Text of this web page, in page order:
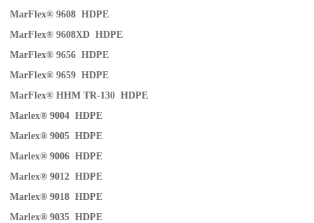
MarFlex® 9608 HDPE
MarFlex® 9608XD HDPE
MarFlex® 9656 HDPE
MarFlex® 9659 HDPE
MarFlex® HHM TR-130 HDPE
Marlex® 9004 HDPE
Marlex® 9005 HDPE
Marlex® 9006 HDPE
Marlex® 9012 HDPE
Marlex® 9018 HDPE
Marlex® 9035 HDPE